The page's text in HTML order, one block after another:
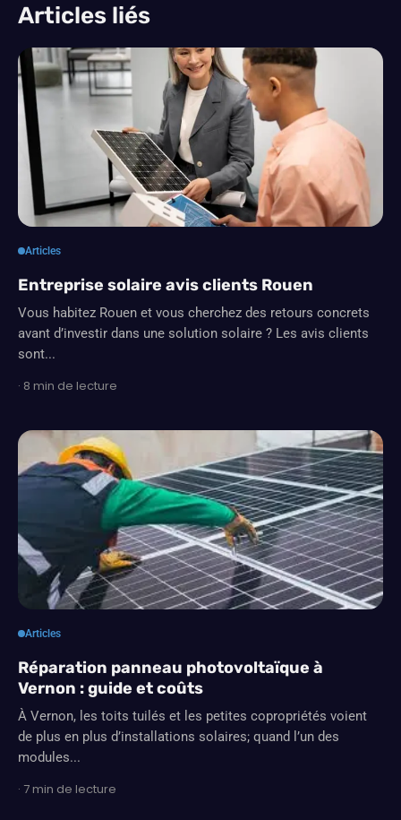
Articles liés
Articles
Entreprise solaire avis clients Rouen
Vous habitez Rouen et vous cherchez des retours concrets
avant d’investir dans une solution solaire ? Les avis clients
sont...
· 8 min de lecture
Articles
Réparation panneau photovoltaïque à
Vernon : guide et coûts
À Vernon, les toits tuilés et les petites copropriétés voient
de plus en plus d’installations solaires; quand l’un des
modules...
· 7 min de lecture